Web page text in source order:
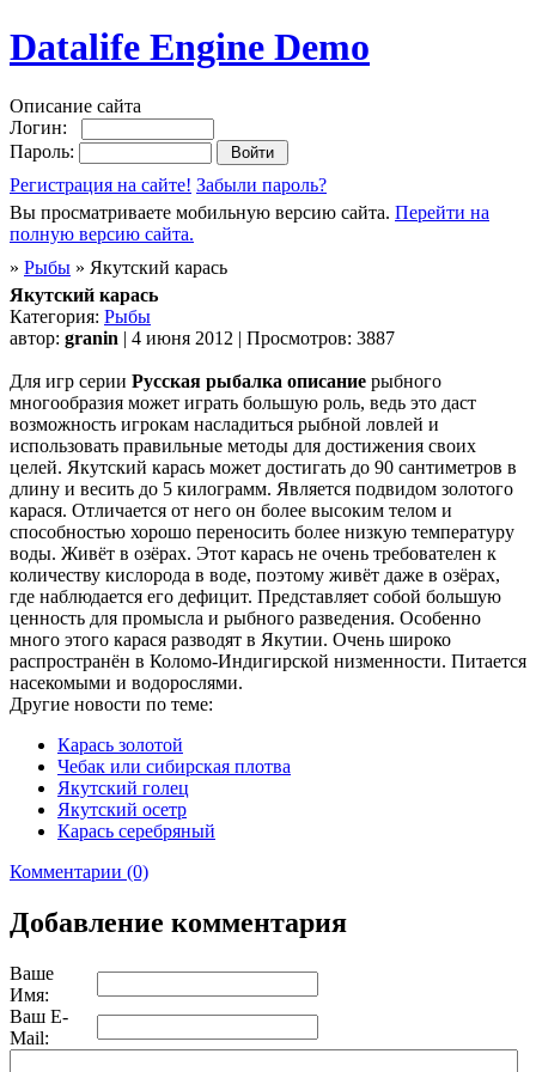
Datalife Engine Demo
Описание сайта
Логин:
Пароль:
Регистрация на сайте! Забыли пароль?
Вы просматриваете мобильную версию сайта. Перейти на
полную версию сайта.
» Рыбы » Якутский карась
Якутский карась
Категория: Рыбы
автор: granin | 4 июня 2012 | Просмотров: 3887
Для игр серии Русская рыбалка описание рыбного
многообразия может играть большую роль, ведь это даст
возможность игрокам насладиться рыбной ловлей и
использовать правильные методы для достижения своих
целей. Якутский карась может достигать до 90 сантиметров в
длину и весить до 5 килограмм. Является подвидом золотого
карася. Отличается от него он более высоким телом и
способностью хорошо переносить более низкую температуру
воды. Живёт в озёрах. Этот карась не очень требователен к
количеству кислорода в воде, поэтому живёт даже в озёрах,
где наблюдается его дефицит. Представляет собой большую
ценность для промысла и рыбного разведения. Особенно
много этого карася разводят в Якутии. Очень широко
распространён в Коломо-Индигирской низменности. Питается
насекомыми и водорослями.
Другие новости по теме:
Карась золотой
Чебак или сибирская плотва
Якутский голец
Якутский осетр
Карась серебряный
Комментарии (0)
Добавление комментария
Ваше
Имя:
Ваш E-
Mail: